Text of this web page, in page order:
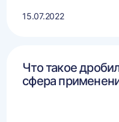
15.07.2022
Что такое
сфера